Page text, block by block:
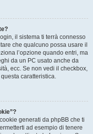
il sistema ti terrà connesso
che qualcuno possa usare il
l’opzione quando entri, ma
da un PC usato anche da
ecc. Se non vedi il checkbox,
caratteristica.
generati da phpBB che ti
ad esempio di tenere